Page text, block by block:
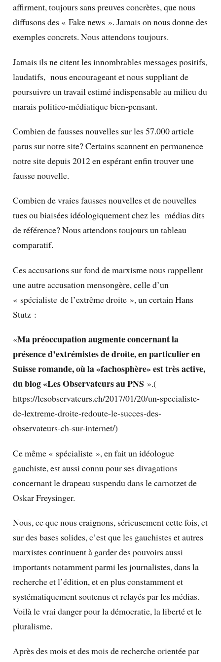
affirment, toujours sans preuves concrètes, que nous
diffusons des « Fake news ». Jamais on nous donne des
exemples concrets. Nous attendons toujours.
Jamais ils ne citent les innombrables messages positifs,
laudatifs, nous encourageant et nous suppliant de
poursuivre un travail estimé indispensable au milieu du
marais politico-médiatique bien-pensant.
Combien de fausses nouvelles sur les 57.000 article
parus sur notre site? Certains scannent en permanence
notre site depuis 2012 en espérant enfin trouver une
fausse nouvelle.
Combien de vraies fausses nouvelles et de nouvelles
tues ou biaisées idéologiquement chez les médias dits
de référence? Nous attendons toujours un tableau
comparatif.
Ces accusations sur fond de marxisme nous rappellent
une autre accusation mensongère, celle d’un
« spécialiste de l’extrême droite », un certain Hans
Stutz :
«Ma préoccupation augmente concernant la
présence d’extrémistes de droite, en particulier en
Suisse romande, où la «fachosphère» est très active,
du blog «Les Observateurs au PNS ».(
https://lesobservateurs.ch/2017/01/20/un-specialiste-
de-lextreme-droite-redoute-le-succes-des-
observateurs-ch-sur-internet/)
Ce même « spécialiste », en fait un idéologue
gauchiste, est aussi connu pour ses divagations
concernant le drapeau suspendu dans le carnotzet de
Oskar Freysinger.
Nous, ce que nous craignons, sérieusement cette fois, et
sur des bases solides, c’est que les gauchistes et autres
marxistes continuent à garder des pouvoirs aussi
importants notamment parmi les journalistes, dans la
recherche et l’édition, et en plus constamment et
systématiquement soutenus et relayés par les médias.
Voilà le vrai danger pour la démocratie, la liberté et le
pluralisme.
Après des mois et des mois de recherche orientée par